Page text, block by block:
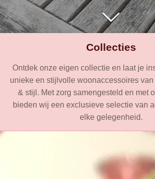
Collecties
Ontdek onze eigen collectie en laat je
unieke en stijlvolle woonaccessoires
& stijl. Met zorg samengesteld en met
bieden wij een exclusieve selectie van
elke gelegenheid.